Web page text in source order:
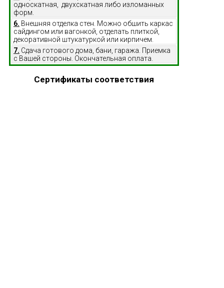
односкатная, двухскатная либо изломанных
форм.
6. Внешняя отделка стен. Можно обшить каркас
сайдингом или вагонкой, отделать плиткой,
декоративной штукатуркой или кирпичем.
7. Сдача готового дома, бани, гаража. Приемка
с Вашей стороны. Окончательная оплата.
Сертификаты соответствия